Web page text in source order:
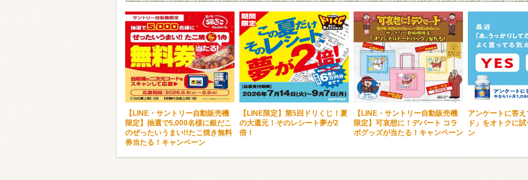
【LINE・サントリー自動販売機
限定】抽選で5,000名様に銀だこ
のぜったいうまい!!たこ焼き無料
券当たる！キャンペーン
【LINE限定】第5回ドリくじ！夏
の大還元！そのレシート夢が2
倍！
【LINE・サントリー自動販売機
限定】可哀想に！デパート コラ
ボグッズが当たる！キャンペーン
アンケートに答
ド」をオトクに
ン